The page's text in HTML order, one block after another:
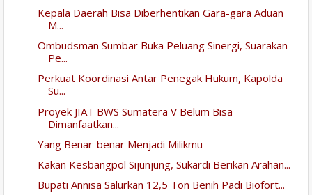
Kepala Daerah Bisa Diberhentikan Gara-gara Aduan
M...
Ombudsman Sumbar Buka Peluang Sinergi, Suarakan
Pe...
Perkuat Koordinasi Antar Penegak Hukum, Kapolda
Su...
Proyek JIAT BWS Sumatera V Belum Bisa
Dimanfaatkan...
Yang Benar-benar Menjadi Milikmu
Kakan Kesbangpol Sijunjung, Sukardi Berikan Arahan...
Bupati Annisa Salurkan 12,5 Ton Benih Padi Biofort...